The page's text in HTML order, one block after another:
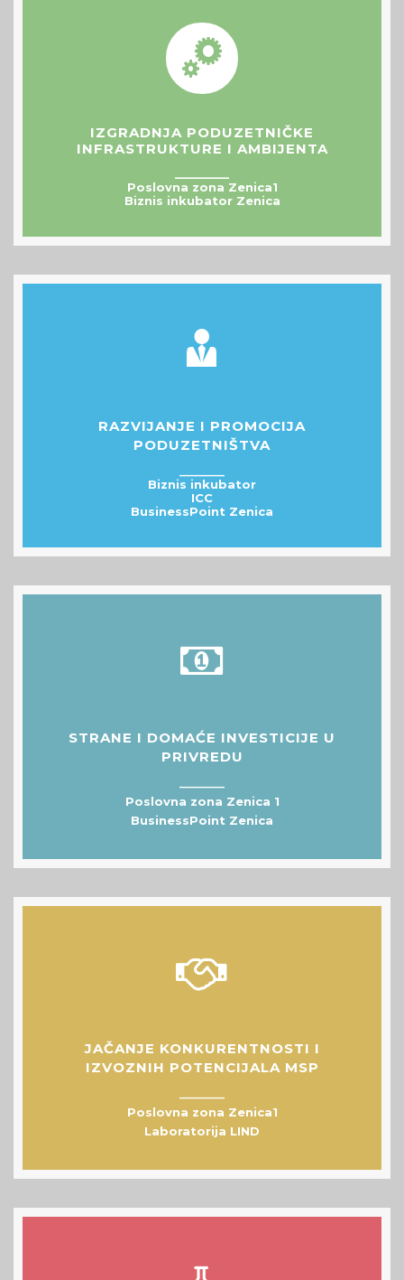
IZGRADNJA PODUZETNIČKE
INFRASTRUKTURE I AMBIJENTA
Poslovna zona Zenica1
Biznis inkubator Zenica
RAZVIJANJE I PROMOCIJA
PODUZETNIŠTVA
Biznis inkubator
ICC
BusinessPoint Zenica
STRANE I DOMAĆE INVESTICIJE U
PRIVREDU
Poslovna zona Zenica 1
BusinessPoint Zenica
JAČANJE KONKURENTNOSTI I
IZVOZNIH POTENCIJALA MSP
Poslovna zona Zenica1
Laboratorija LIND